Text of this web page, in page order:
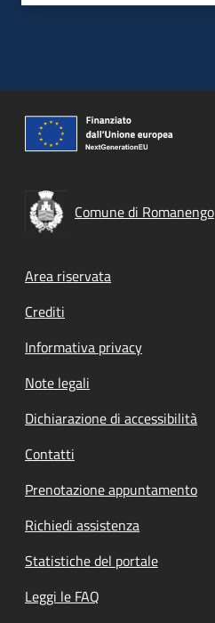
Comune di Romanengo
Footer menu
Area riservata
Crediti
Informativa privacy
Note legali
Dichiarazione di accessibilità
Contatti
Prenotazione appuntamento
Richiedi assistenza
Statistiche del portale
Leggi le FAQ